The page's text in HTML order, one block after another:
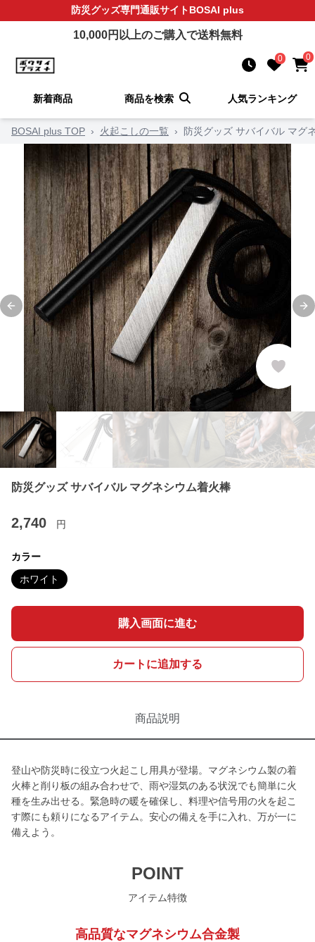
防災グッズ専門通販サイトBOSAI plus
10,000円以上のご購入で送料無料
0 0
新着商品 商品を検索 人気ランキング
BOSAI plus TOP › 火起こしの一覧 › 防災グッズ サバイバル マグ
Previous slide
防災グッズ サバイバル マグネシウム着火棒
2,740 円
カラー
ホワイト
購入画面に進む
カートに追加する
商品説明
登山や防災時に役立つ火起こし用具が登場。マグネシウム製の着
火棒と削り板の組み合わせで、雨や湿気のある状況でも簡単に火
種を生み出せる。緊急時の暖を確保し、料理や信号用の火を起こ
す際にも頼りになるアイテム。安心の備えを手に入れ、万が一に
備えよう。
POINT
アイテム特徴
高品質なマグネシウム合金製